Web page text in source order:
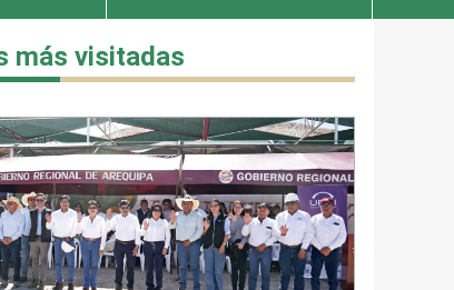
más visitadas